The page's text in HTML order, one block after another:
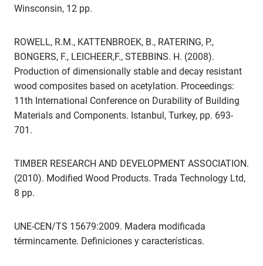
Winsconsin, 12 pp.
ROWELL, R.M., KATTENBROEK, B., RATERING, P.,
BONGERS, F., LEICHEER,F., STEBBINS. H. (2008).
Production of dimensionally stable and decay resistant
wood composites based on acetylation. Proceedings:
11th International Conference on Durability of Building
Materials and Components. Istanbul, Turkey, pp. 693-
701.
TIMBER RESEARCH AND DEVELOPMENT ASSOCIATION.
(2010). Modified Wood Products. Trada Technology Ltd,
8 pp.
UNE-CEN/TS 15679:2009. Madera modificada
términcamente. Definiciones y características.